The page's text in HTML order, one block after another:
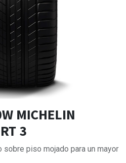
MICHELIN
3
piso mojado para un mayor